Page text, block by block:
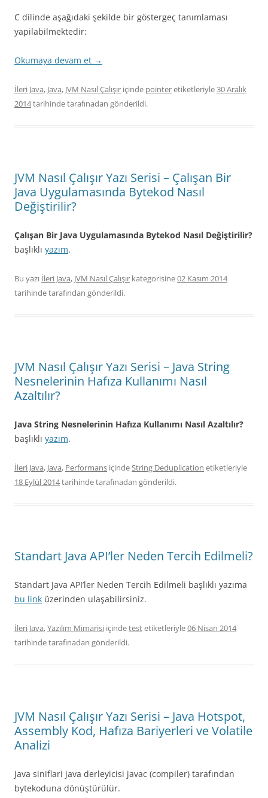
C dilinde aşağıdaki şekilde bir göstergeç tanımlaması
yapilabilmektedir:
Okumaya devam et →
İleri Java, Java, JVM Nasıl Çalışır içinde pointeretiketleriyle30 Aralık
2014tarihindetarafınadan gönderildi.
JVM Nasıl Çalışır Yazı Serisi – Çalışan Bir
Java Uygulamasında Bytekod Nasıl
Değiştirilir?
Çalışan Bir Java Uygulamasında Bytekod Nasıl Değiştirilir?
başlıklı yazım.
Bu yazı İleri Java, JVM Nasıl Çalışır kategorisine02 Kasım 2014
tarihindetarafından gönderildi.
JVM Nasıl Çalışır Yazı Serisi – Java String
Nesnelerinin Hafıza Kullanımı Nasıl
Azaltılır?
Java String Nesnelerinin Hafıza Kullanımı Nasıl Azaltılır?
başlıklı yazım.
İleri Java, Java, Performans içindeString Deduplication etiketleriyle
18 Eylül 2014tarihindetarafınadan gönderildi.
Standart Java API’ler Neden Tercih Edilmeli?
Standart Java API’ler Neden Tercih Edilmeli başlıklı yazıma
bu link üzerinden ulaşabilirsiniz.
İleri Java,Yazılım Mimarisi içindetestetiketleriyle06 Nisan 2014
tarihindetarafınadan gönderildi.
JVM Nasıl Çalışır Yazı Serisi – Java Hotspot,
Assembly Kod, Hafıza Bariyerleri ve Volatile
Analizi
Java siniflari java derleyicisi javac (compiler) tarafından
bytekoduna dönüştürülür.